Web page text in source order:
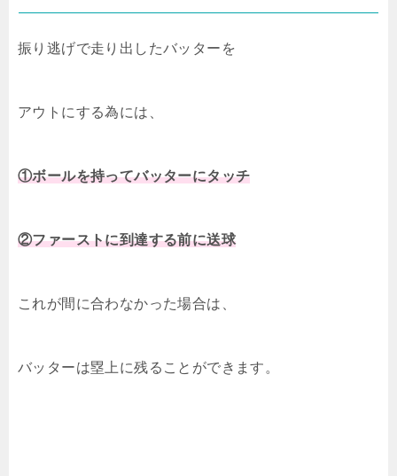
振り逃げで走り出したバッターを
アウトにする為には、
①ボールを持ってバッターにタッチ
②ファーストに到達する前に送球
これが間に合わなかった場合は、
バッターは塁上に残ることができます。